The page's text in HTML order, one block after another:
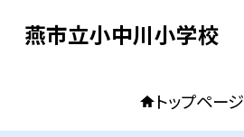
燕市立小中川小学校
トップページ